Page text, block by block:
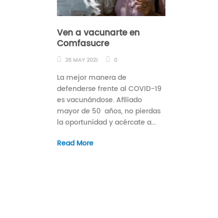
Ven a vacunarte en
Comfasucre
26 MAY 2021 0
La mejor manera de
defenderse frente al COVID-19
es vacunándose. Afiliado
mayor de 50 años, no pierdas
la oportunidad y acércate a...
Read More